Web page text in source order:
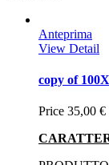
Anteprima
View Detail
copy of
Price 35,00 €